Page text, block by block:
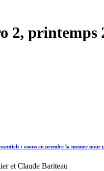
2, printemps
: osons en prendre la mesure
et Claude Bariteau